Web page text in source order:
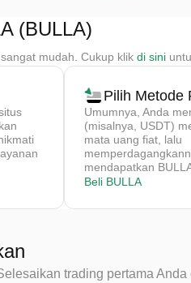
(BULLA)
mudah. Cukup klik di sini
Pilih Metode
Umumnya, Anda
(misalnya, USDT)
mata uang fiat, lalu
mendapatkan
Beli BULLA
trading pertama